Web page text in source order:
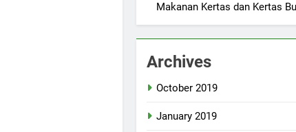
Makanan Kertas dan Kertas
Archives
October 2019
January 2019